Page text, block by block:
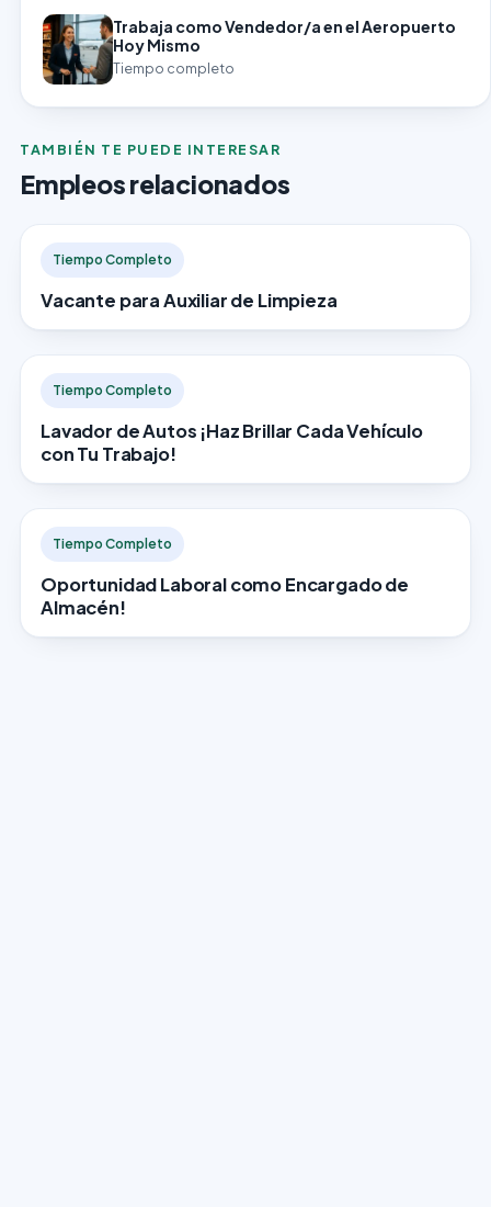
Trabaja como Vendedor/a en el Aeropuerto
Hoy Mismo
Tiempo completo
TAMBIÉN TE PUEDE INTERESAR
Empleos relacionados
Tiempo Completo
Vacante para Auxiliar de Limpieza
Tiempo Completo
Lavador de Autos ¡Haz Brillar Cada Vehículo
con Tu Trabajo!
Tiempo Completo
Oportunidad Laboral como Encargado de
Almacén!